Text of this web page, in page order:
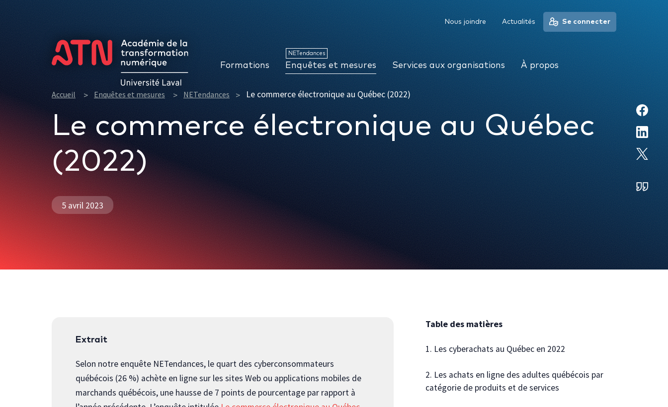
Accueil Enquêtes et mesures NETendances Le commerce électronique au Québec (2022)
Le commerce électronique au Québec
(2022)
5 avril 2023
Extrait
Selon notre enquête NETendances, le quart des cyberconsommateurs
québécois (26 %) achète en ligne sur les sites Web ou applications mobiles de
marchands québécois, une hausse de 7 points de pourcentage par rapport à
Table des matières
1. Les cyberachats au Québec en 2022
2. Les achats en ligne des adultes québécois par
catégorie de produits et de services
Nous joindre Actualités Se connecter
Formations Enquêtes et mesures
NETendances
Services aux organisations À propos
À propos